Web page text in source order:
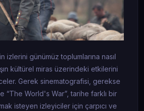
izlerini günümüz toplumlarına nasıl
kültürel miras üzerindeki etkilerini
Gerek sinematografisi, gerekse
“The World's War”, tarihe farklı bir
isteyen izleyiciler için çarpıcı ve